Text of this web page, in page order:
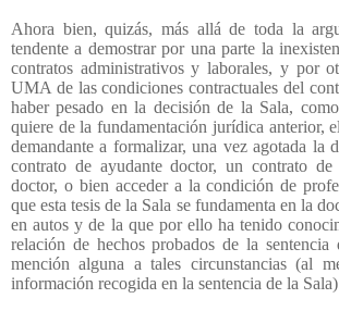
Ahora bien, quizás, más allá de toda la
tendente a demostrar por una parte la
contratos administrativos y laborales, y por
UMA de las condiciones contractuales del
haber pesado en la decisión de la Sala,
quiere de la fundamentación jurídica anterior,
demandante a formalizar, una vez agotada la
contrato de ayudante doctor, un contrato de
doctor, o bien acceder a la condición de
que esta tesis de la Sala se fundamenta en la
en autos y de la que por ello ha tenido
relación de hechos probados de la
mención alguna a tales circunstancias (al
información recogida en la sentencia de la